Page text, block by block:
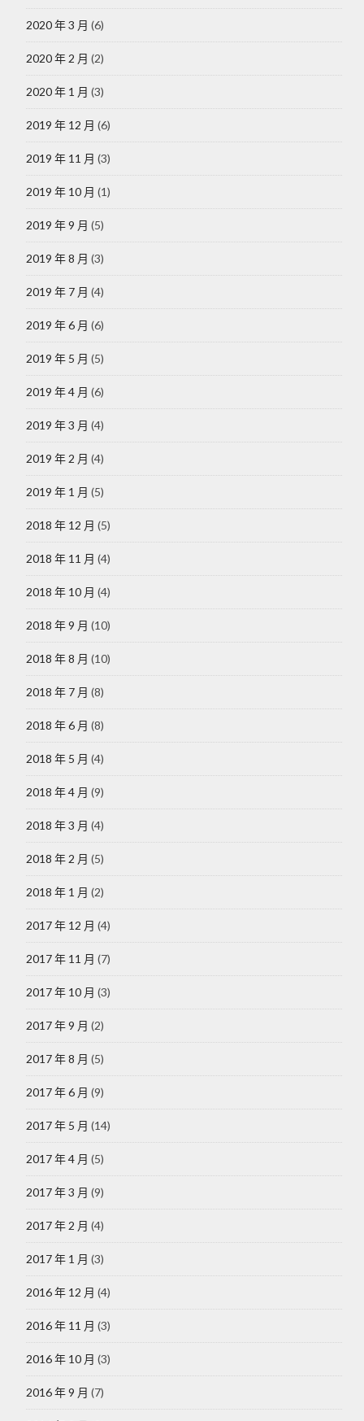
2020 年 3 月 (6)
2020 年 2 月 (2)
2020 年 1 月 (3)
2019 年 12 月 (6)
2019 年 11 月 (3)
2019 年 10 月 (1)
2019 年 9 月 (5)
2019 年 8 月 (3)
2019 年 7 月 (4)
2019 年 6 月 (6)
2019 年 5 月 (5)
2019 年 4 月 (6)
2019 年 3 月 (4)
2019 年 2 月 (4)
2019 年 1 月 (5)
2018 年 12 月 (5)
2018 年 11 月 (4)
2018 年 10 月 (4)
2018 年 9 月 (10)
2018 年 8 月 (10)
2018 年 7 月 (8)
2018 年 6 月 (8)
2018 年 5 月 (4)
2018 年 4 月 (9)
2018 年 3 月 (4)
2018 年 2 月 (5)
2018 年 1 月 (2)
2017 年 12 月 (4)
2017 年 11 月 (7)
2017 年 10 月 (3)
2017 年 9 月 (2)
2017 年 8 月 (5)
2017 年 6 月 (9)
2017 年 5 月 (14)
2017 年 4 月 (5)
2017 年 3 月 (9)
2017 年 2 月 (4)
2017 年 1 月 (3)
2016 年 12 月 (4)
2016 年 11 月 (3)
2016 年 10 月 (3)
2016 年 9 月 (7)